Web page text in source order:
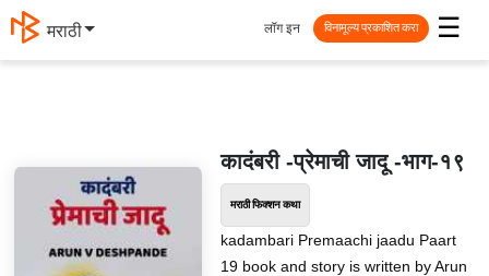
मराठी ☰
लॉग इन विनामूल्य प्रकाशित करा
कादंबरी -प्रेमाची जादू -भाग-१९
मराठी फिक्शन कथा
kadambari Premaachi jaadu Paart
19 book and story is written by Arun